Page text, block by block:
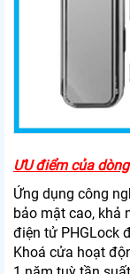
ƯU điểm của
Ứng dụng công
bảo mật cao, khả
điện tử PHGLock
Khoá cửa hoạt